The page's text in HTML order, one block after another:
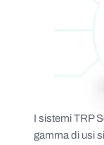
I sistemi TRP
gamma di usi